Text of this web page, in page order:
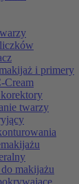
i primery
twarzy
makijażu